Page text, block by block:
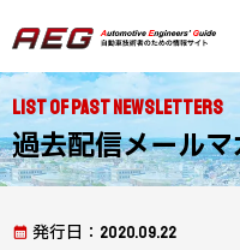
List of Past Newsletters
過去配信メール
発行日 ：2020.09.22